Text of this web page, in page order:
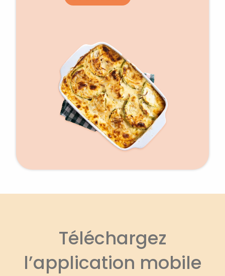
Téléchargez
l’application mobile